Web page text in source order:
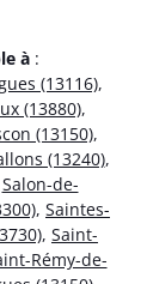
à :
(13116),
(13880),
(13150),
(13240),
Salon-de-
, Saintes-
, Saint-
Rémy-de-